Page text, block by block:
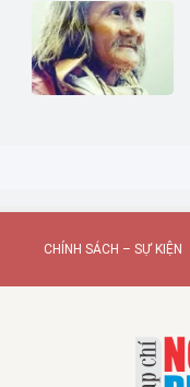
CHÍNH SÁCH – SỰ KIỆN